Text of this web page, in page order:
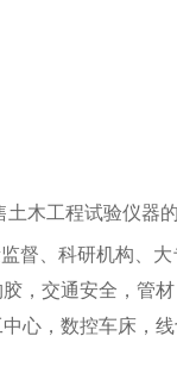
木工程试验仪器的
督、科研机构、
，交通安全，管
心，数控车床，